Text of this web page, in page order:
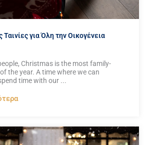
Ταινίες για Όλη την Οικογένεια
Christmas is the most family-
the year. A time where we can
time with our ...